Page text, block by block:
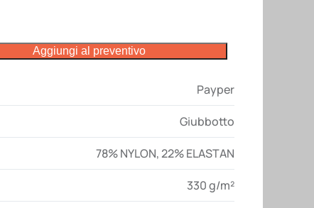
Aggiungi al preventivo
Payper
Giubbotto
78% NYLON, 22% ELASTAN
330 g/m²